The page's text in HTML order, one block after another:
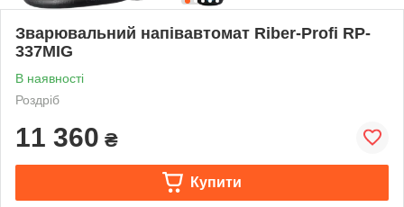
Зварювальний напівавтомат Riber-Profi RP-
337MIG
В наявності
Роздріб
11 360 ₴
Купити